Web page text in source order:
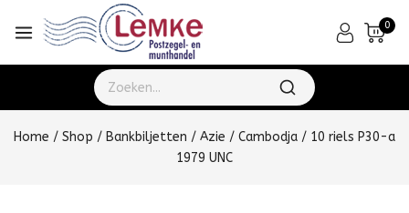
0
Home / Shop / Bankbiljetten / Azie / Cambodja / 10 riels P30-a
1979 UNC